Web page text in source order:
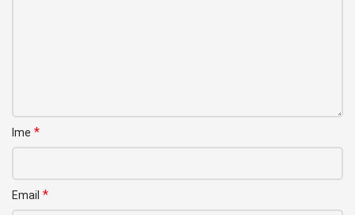
Ime *
Email *